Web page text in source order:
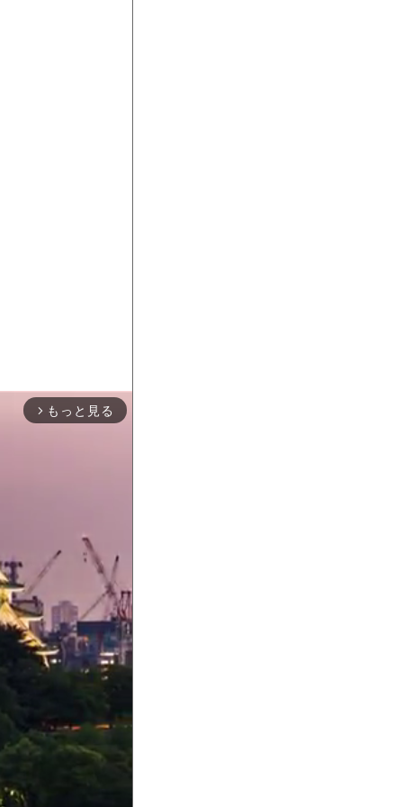
arrow_forward_ios もっと見る